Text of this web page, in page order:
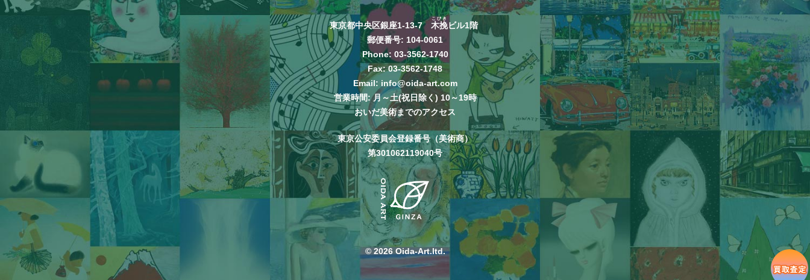
東京都中央区銀座1-13-7 木挽
こびき
ビル1階
郵便番号: 104-0061
Phone: 03-3562-1740
Fax: 03-3562-1748
Email: info@oida-art.com
営業時間: 月～土(祝日除く) 10～19時
おいだ美術までのアクセス
東京公安委員会登録番号（美術商）
第301062119040号
© 2026 Oida-Art.ltd.